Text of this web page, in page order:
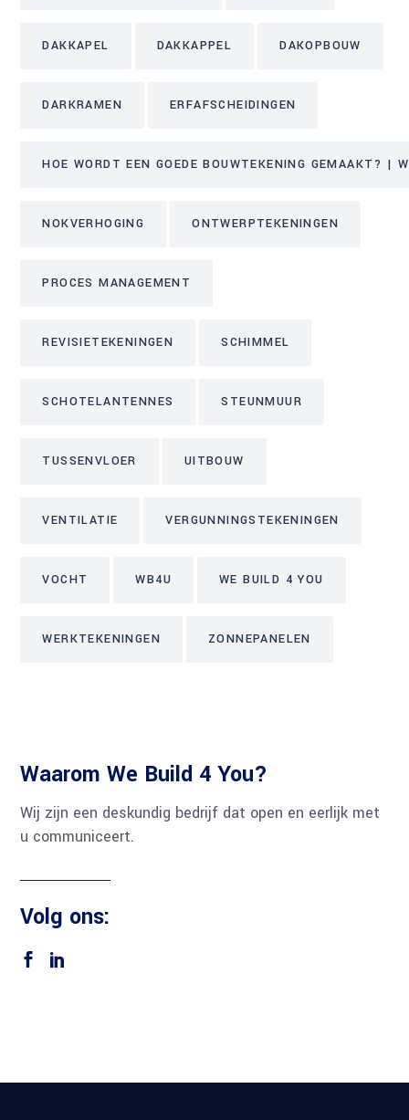
DAKKAPEL DAKKAPPEL DAKOPBOUW
DARKRAMEN ERFAFSCHEIDINGEN
HOE WORDT EEN GOEDE BOUWTEKENING GEMAAKT? |
NOKVERHOGING ONTWERPTEKENINGEN
PROCES MANAGEMENT
REVISIETEKENINGEN SCHIMMEL
SCHOTELANTENNES STEUNMUUR
TUSSENVLOER UITBOUW
VENTILATIE VERGUNNINGSTEKENINGEN
VOCHT WB4U WE BUILD 4 YOU
WERKTEKENINGEN ZONNEPANELEN
Waarom We Build 4 You?
Wij zijn een deskundig bedrijf dat open en eerlijk met
u communiceert.
Volg ons: